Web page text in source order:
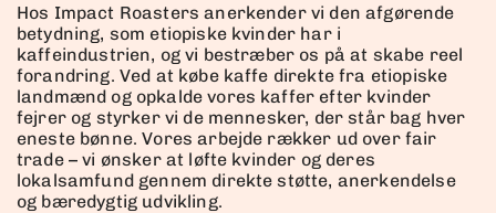
Hos Impact Roasters anerkender vi den afgørende
betydning, som etiopiske kvinder har i
kaffeindustrien, og vi bestræber os på at skabe reel
forandring. Ved at købe kaffe direkte fra etiopiske
landmænd og opkalde vores kaffer efter kvinder
fejrer og styrker vi de mennesker, der står bag hver
eneste bønne. Vores arbejde rækker ud over fair
trade – vi ønsker at løfte kvinder og deres
lokalsamfund gennem direkte støtte, anerkendelse
og bæredygtig udvikling.